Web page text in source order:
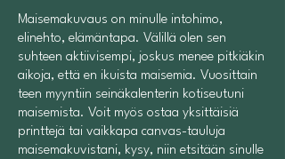
Maisemakuvaus on minulle intohimo,
elinehto, elämäntapa. Välillä olen sen
suhteen aktiivisempi, joskus menee pitkiäkin
aikoja, että en ikuista maisemia. Vuosittain
teen myyntiin seinäkalenterin kotiseutuni
maisemista. Voit myös ostaa yksittäisiä
printtejä tai vaikkapa canvas-tauluja
maisemakuvistani, kysy, niin etsitään sinulle